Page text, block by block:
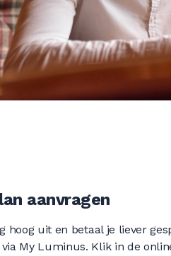
aanvragen
hoog uit en betaal je liever
My Luminus. Klik in de